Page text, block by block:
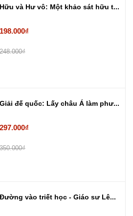
Hữu và Hư vô: Một khảo sát hữu t...
198.000₫
Giải đế quốc: Lấy châu Á làm phư...
297.000₫
Đường vào triết học - Giáo sư Lê...